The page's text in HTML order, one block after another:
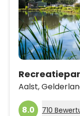
Aalst,
8.0 710